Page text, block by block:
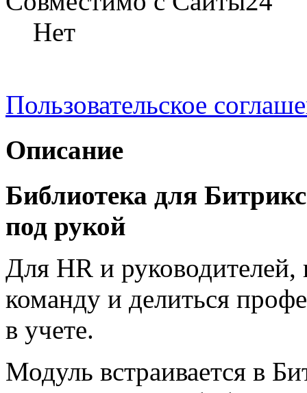
Нет
Пользовательское
Описание
Библиотека для
под рукой
Для HR и руководителей,
команду и делиться
в учете.
Модуль встраивается в